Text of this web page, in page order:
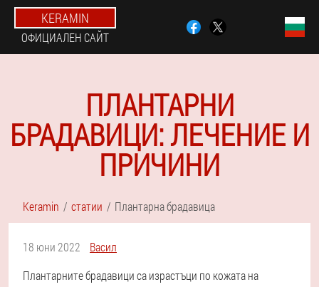
KERAMIN
ОФИЦИАЛЕН САЙТ
ПЛАНТАРНИ
БРАДАВИЦИ: ЛЕЧЕНИЕ И
ПРИЧИНИ
Keramin статии Плантарна брадавица
18 юни 2022
Васил
Плантарните брадавици са израстъци по кожата на